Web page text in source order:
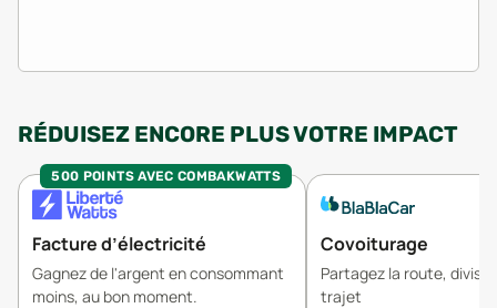
RÉDUISEZ ENCORE PLUS VOTRE IMPACT
500 POINTS AVEC COMBAKWATTS
Facture d’électricité
Gagnez de l'argent en consommant
moins, au bon moment.
Covoiturage
Partagez la route,
trajet